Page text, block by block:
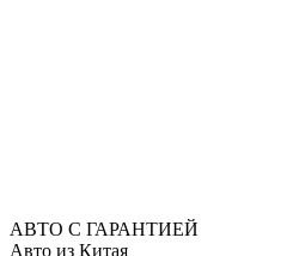
АВТО С ГАРАНТИЕЙ
Авто из Китая